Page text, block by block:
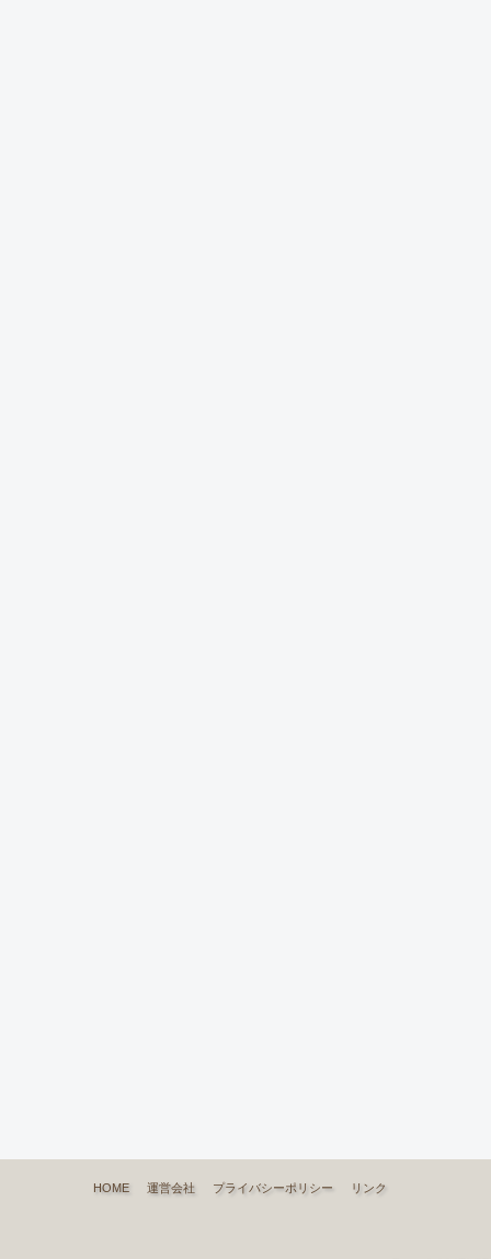
HOME 運営会社 プライバシーポリシー リンク